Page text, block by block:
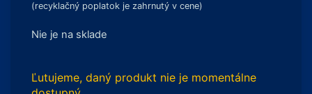
(recyklačný poplatok je zahrnutý v cene)
Nie je na sklade
Ľutujeme, daný produkt nie je momentálne